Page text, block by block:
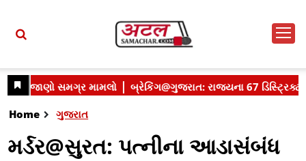
Home ગુજરાત
મર્ડર@સુરત: પત્નીના આડાસંબંધ